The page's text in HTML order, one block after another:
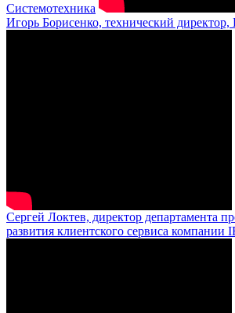
Системотехника
Игорь Борисенко, технический
Сергей Локтев, директор департамента
развития клиентского сервиса компании